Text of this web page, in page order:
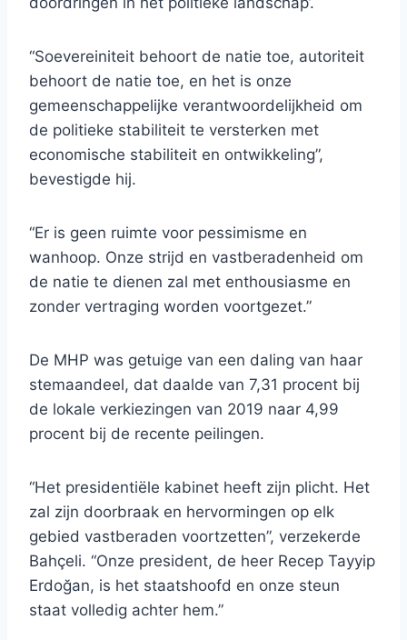
“Soevereiniteit behoort de natie toe, autoriteit
behoort de natie toe, en het is onze
gemeenschappelijke verantwoordelijkheid om
de politieke stabiliteit te versterken met
economische stabiliteit en ontwikkeling”,
bevestigde hij.
“Er is geen ruimte voor pessimisme en
wanhoop. Onze strijd en vastberadenheid om
de natie te dienen zal met enthousiasme en
zonder vertraging worden voortgezet.”
De MHP was getuige van een daling van haar
stemaandeel, dat daalde van 7,31 procent bij
de lokale verkiezingen van 2019 naar 4,99
procent bij de recente peilingen.
“Het presidentiële kabinet heeft zijn plicht. Het
zal zijn doorbraak en hervormingen op elk
gebied vastberaden voortzetten”, verzekerde
Bahçeli. “Onze president, de heer Recep Tayyip
Erdoğan, is het staatshoofd en onze steun
staat volledig achter hem.”